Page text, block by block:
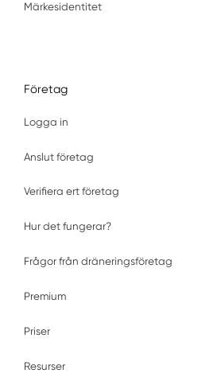
Märkesidentitet
Företag
Logga in
Anslut företag
Verifiera ert företag
Hur det fungerar?
Frågor från dräneringsföretag
Premium
Priser
Resurser